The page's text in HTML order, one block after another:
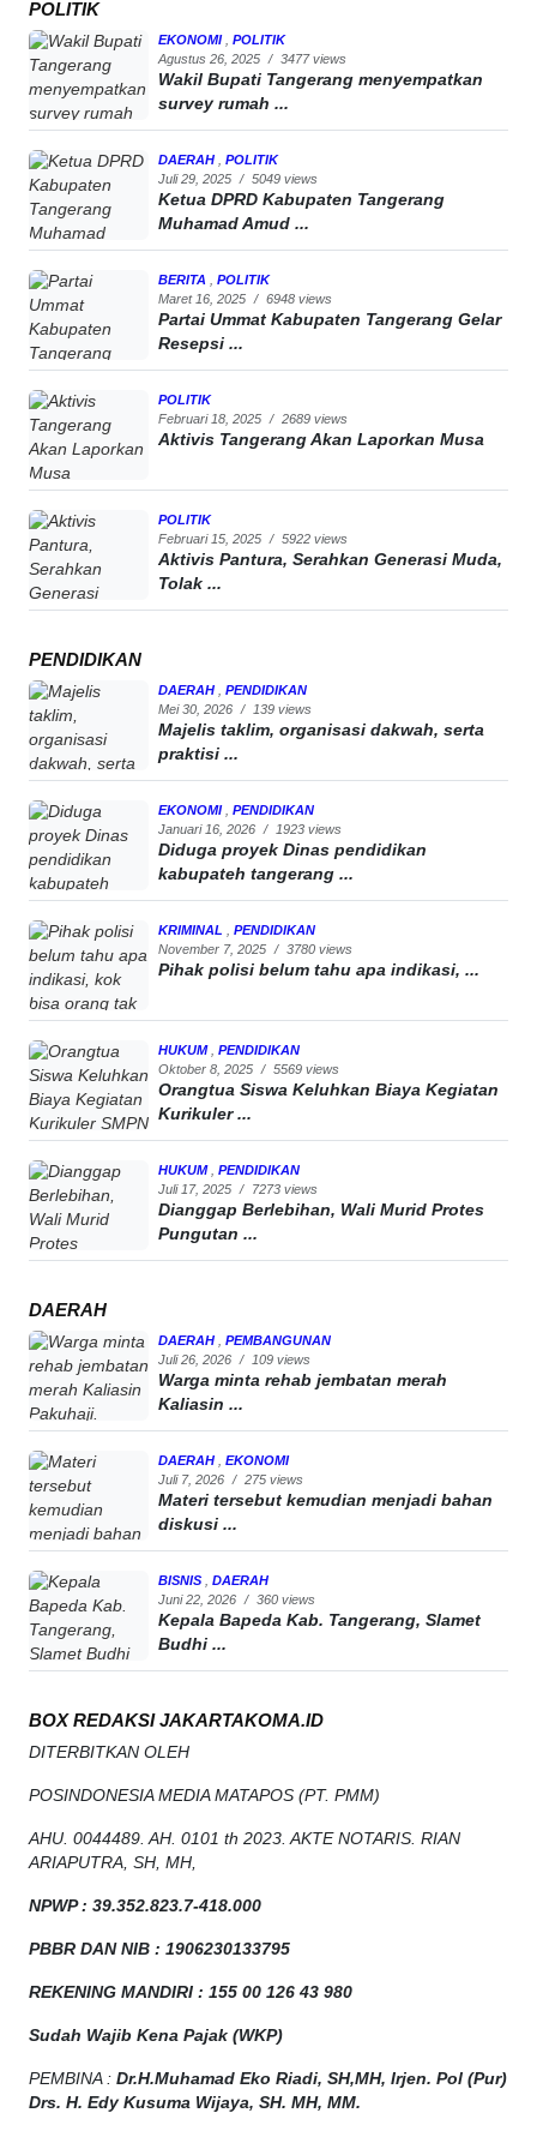
POLITIK
EKONOMI
POLITIK
Agustus 26, 2025 / 3477 views
Wakil Bupati Tangerang menyempatkan
survey rumah ...
DAERAH
POLITIK
Juli 29, 2025 / 5049 views
Ketua DPRD Kabupaten Tangerang
Muhamad Amud ...
BERITA
POLITIK
Maret 16, 2025 / 6948 views
Partai Ummat Kabupaten Tangerang Gelar
Resepsi ...
POLITIK
Februari 18, 2025 / 2689 views
Aktivis Tangerang Akan Laporkan Musa
POLITIK
Februari 15, 2025 / 5922 views
Aktivis Pantura, Serahkan Generasi Muda,
Tolak ...
PENDIDIKAN
DAERAH
PENDIDIKAN
Mei 30, 2026 / 139 views
Majelis taklim, organisasi dakwah, serta
praktisi ...
EKONOMI
PENDIDIKAN
Januari 16, 2026 / 1923 views
Diduga proyek Dinas pendidikan
kabupateh tangerang ...
KRIMINAL
PENDIDIKAN
November 7, 2025 / 3780 views
Pihak polisi belum tahu apa indikasi, ...
HUKUM
PENDIDIKAN
Oktober 8, 2025 / 5569 views
Orangtua Siswa Keluhkan Biaya Kegiatan
Kurikuler ...
HUKUM
PENDIDIKAN
Juli 17, 2025 / 7273 views
Dianggap Berlebihan, Wali Murid Protes
Pungutan ...
DAERAH
DAERAH
PEMBANGUNAN
Juli 26, 2026 / 109 views
Warga minta rehab jembatan merah
Kaliasin ...
DAERAH
EKONOMI
Juli 7, 2026 / 275 views
Materi tersebut kemudian menjadi bahan
diskusi ...
BISNIS
DAERAH
Juni 22, 2026 / 360 views
Kepala Bapeda Kab. Tangerang, Slamet
Budhi ...
BOX REDAKSI JAKARTAKOMA.ID
DITERBITKAN OLEH
POSINDONESIA MEDIA MATAPOS (PT. PMM)
AHU. 0044489. AH. 0101 th 2023. AKTE NOTARIS. RIAN
ARIAPUTRA, SH, MH,
NPWP: 39.352.823.7-418.000
PBBR DAN NIB : 1906230133795
REKENING MANDIRI : 155 00 126 43 980
Sudah Wajib Kena Pajak (WKP)
PEMBINA : Dr.H.Muhamad Eko Riadi, SH,MH, Irjen. Pol (Pur)
Drs. H. Edy Kusuma Wijaya, SH. MH, MM.